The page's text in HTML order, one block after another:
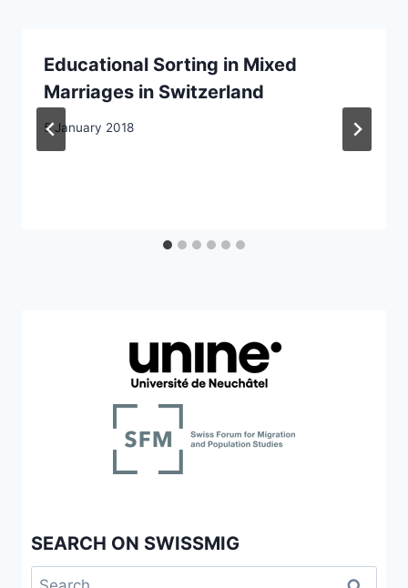
Educational Sorting in Mixed
Marriages in Switzerland
5 January 2018
SEARCH ON SWISSMIG
Search